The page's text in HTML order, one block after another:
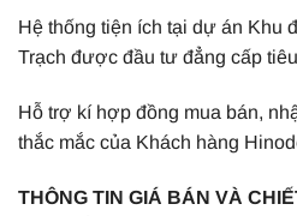
Hệ thống tiện ích tại dự án Khu
Trạch được đầu tư đẳng cấp
Hỗ trợ kí hợp đồng mua bán,
thắc mắc của Khách hàng
THÔNG TIN GIÁ BÁN VÀ